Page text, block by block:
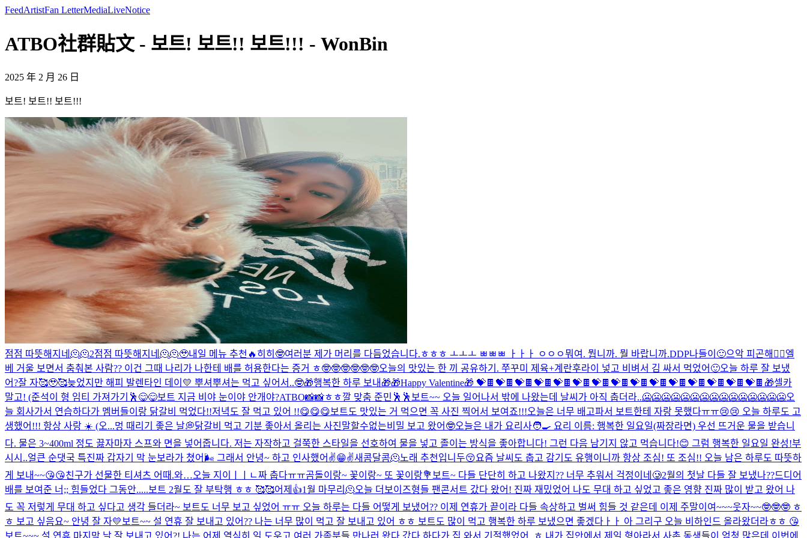
FeedArtistFan LetterMediaLiveNotice
ATBO社群貼文 - 보트! 보트!! 보트!!! - WonBin
2025 年 2 月 26 日
보트! 보트!! 보트!!!
점점 따뜻해지네🫠🫠2점점 따뜻해지네🫠🫠🥹내일 메뉴 추천🔥 히히🤓여러분 제가 머리를 다듬었습니다.ㅎㅎㅎ ㅗㅗㅗ ㅃㅃㅃ ㅏㅏㅏ ㅇㅇㅇ뭐여. 뭡니까. 뭘 바랍니까.DDP나들이🙂으악 피곤해🤦‍♂️엘
베 거울 보면서 춤춰본 사람?? 이건 그때 나리가 나한테 배를 허용한다는 증거 ㅎ🤓🤓🤓🤓🤓🤓오늘의 맛있는 한 끼 공유하기. 쭈꾸미 제육+계란후라이 넣고 비벼서 김 싸서 먹었어🙂오늘 하루 잘 보냈
어?잘 자🥰🥹🥰늦었지만 해피 발렌타인 데이💛 뿌셔뿌셔는 먹고 싶어서..🤓🎁행복한 하루 보내🎁🎁Happy Valentine🎁 💝🍫💝🍫💝🍫💝🍫💝🍫💝🍫💝🍫💝🍫💝🍫💝🍫💝🍫💝🍫💝🍫💝🍫💝🍫 🎁셀카
말고! (준석이 형 임티 가져가기🕺 😋😋보트 지금 비야 눈이야 안개야?ATBO📸📸ㅎㅎ깔 맞춤 준민🕺🕺 보트~~ 오늘 일어나서 밖에 나왔는데 날씨가 아직 춥더라..🥶🥶🥶🥶🥶🥶🥶🥶🥶🥶🥶🥶🥶🥶🥶오
늘 회사가서 연습하다가 멤버들이랑 닭갈비 먹었다!!저녁도 잘 먹고 있어 !!😋😋😋보트도 맛있는 거 먹으면 꼭 사진 찍어서 보여죠!!!오늘은 너무 배고파서 보트한테 자랑 못했다ㅠㅠ😢😢 오늘 하루도 고
생했어!!! 항상 사랑 ☀️ (오...멍 때리기 좋은 날💭닭갈비 먹고 기분 좋아서 올리는 사진말할수없는비밀 보고 왔어🤓오늘은 내가 요리사🧑‍🍳 요리 이름: 행복한 일요일(짜장라면) 우선 뜨거운 물을 받습니
다. 물은 3~400ml 정도 끓자마자 스프와 면을 넣어줍니다. 저는 자작하고 걸쭉한 스타일을 선호하여 물을 넣고 졸이는 방식을 좋아합니다! 그런 다음 남기지 않고 먹습니다!😊 그럼 행복한 일요일 완성!부
시시..얼큰 순댓국 특진짜 갑자기 막 눈보라가 쳤어🌬️ 그래서 안녕~ 하고 인사했어✌️😁✌️새콤달콤🫠노래 추천입니두😚요즘 날씨도 춥고 감기도 유행이니까 항상 조심! 또 조심!! 오늘 남은 하루도 따뜻하
게 보내~~😘😘친구가 선물한 티셔츠 어때.와…오늘 지이ㅣㅣㄴ짜 춥다ㅠㅠ곰돌이랑~ 꽃이랑~ 또 꽃이랑💐 보트~ 다들 단단히 하고 나왔지?? 너무 추워서 걱정이네🥲2월의 첫날 다들 잘 보냈나??드디어
배를 보여준 너;; 힘들었다 그동안.....보트 2월도 잘 부탁행 ㅎㅎ 🥰🥰어제👍1월 마무리🫠오늘 더보이즈형들 팬콘서트 갔다 왔어! 진짜 재밌었어 나도 무대 하고 싶었고 좋은 영향 진짜 많이 받고 왔어 나
도 꼭 저렇게 무대 하고 싶다고 생각 들더라~ 보트도 너무 보고 싶었어 ㅠㅠ 오늘 하루는 다들 어떻게 보냈어?? 이제 연휴가 끝이라 다들 속상하고 벌써 힘들 것 같은데 이제 주말이여~~~웃자~~🤓🤓🤓 ㅎ
ㅎ 보고 싶음요~ 안녕 잘 자💛 보트~~ 설 연휴 잘 보내고 있어?? 나는 너무 많이 먹고 잘 보내고 있어 ㅎㅎ 보트도 많이 먹고 행복한 하루 보냈으면 좋겠다ㅏㅏ 아 그리구 오늘 비하인드 올라왔더라ㅎㅎ 😘
보트~~~ 설 연휴 마지막 날 잘 보내고 있어?! 나는 어제 열심히 일 도우고 여러 가족분들 만나러 왔다 갔다 하다가 집 와서 기절했었어..ㅎ 내가 집안에서 제일 형아라서 사촌 동생들이 엄청 많은데 이번에